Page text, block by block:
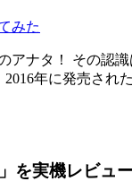
タ！ その認識
年に発売さ
を実機レビュー